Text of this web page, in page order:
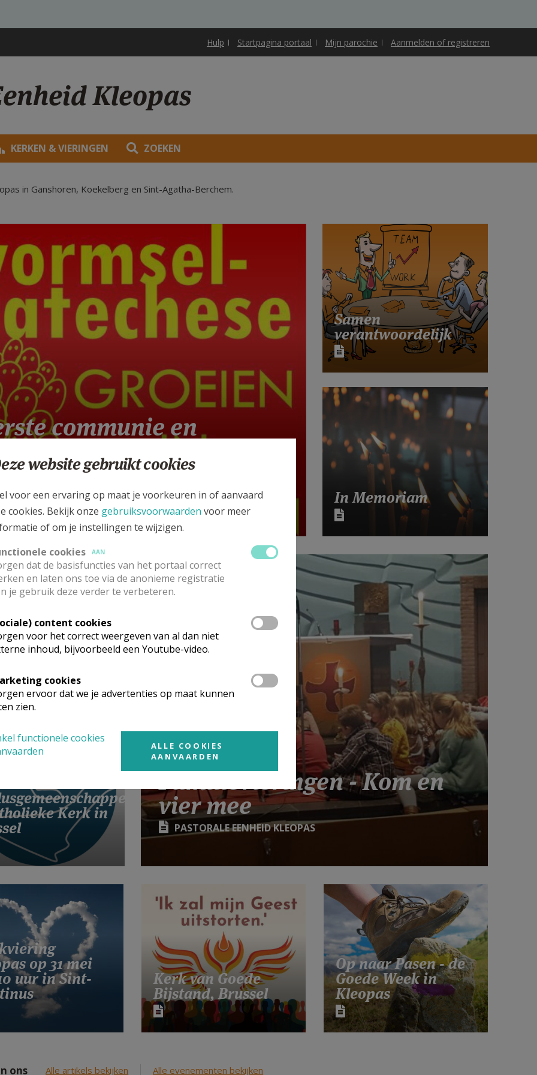
Hulp Startpagina portaal Mijn parochie Aanmelden of registreren
Kleopas
KERKEN & VIERINGEN ZOEKEN
in Ganshoren, Koekelberg en Sint-Agatha-Berchem.
communie en
Infoavond &
op 15 sept.
EENHEID KLEOPAS
Samen
verantwoordelijk
In Memoriam
-
2027 - De
van de
Kerk in
Familievieringen - Kom en
vier mee
PASTORALE EENHEID KLEOPAS
op 31 mei
uur in Sint- Kerk van Goede
Bijstand, Brussel
Op naar Pasen - de
Goede Week in
Kleopas
ons Alle artikels bekijken Alle evenementen bekijken
website gebruikt cookies
voor een ervaring op maat je voorkeuren in of aanvaard
cookies. Bekijk onze gebruiksvoorwaarden voor meer
of om je instellingen te wijzigen.
cookies
AAN
dat de basisfuncties van het portaal correct
en laten ons toe via de anonieme registratie
je gebruik deze verder te verbeteren.
content cookies
voor het correct weergeven van al dan niet
inhoud, bijvoorbeeld een Youtube-video.
cookies
ervoor dat we je advertenties op maat kunnen
zien.
functionele cookies
ALLE COOKIES
AANVAARDEN